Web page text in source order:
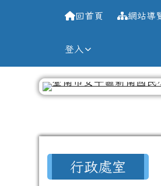
台南市新南國
回首頁 網站導
登入
左邊區域內容
行政處室